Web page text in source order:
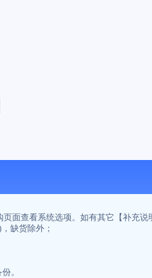
面查看系统选项。如有其它【补充说
缺货除外；
。